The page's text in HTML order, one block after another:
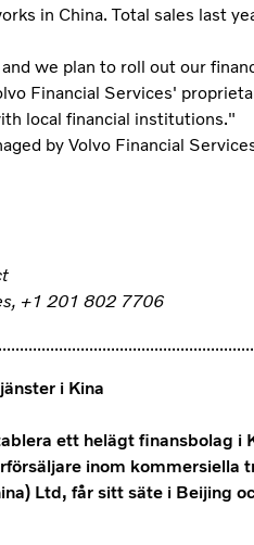
in China. Total sales last
we plan to roll out our
Financial Services'
local financial institutions."
by Volvo Financial
+1 201 802 7706
i Kina
ett helägt finansbolag i
inom kommersiella
Ltd, får sitt säte i Beijing